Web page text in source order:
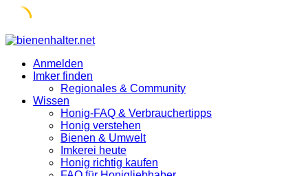
Skip
contentAnmelden
Imker finden
Regionales & Community
Wissen
Honig-FAQ & Verbrauchertipps
Honig verstehen
Bienen & Umwelt
Imkerei heute
Honig richtig kaufen